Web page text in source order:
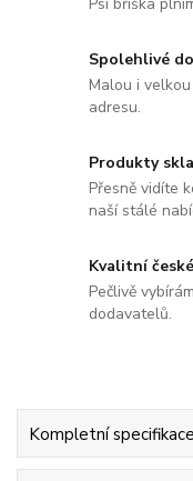
Spolehlivé
Malou i
adresu.
Produkty
Přesně vidíte
naší stálé
Kvalitní
Pečlivě
dodavatelů.
Kompletní specifikace